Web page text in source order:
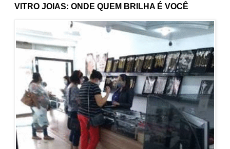
VITRO JOIAS: ONDE QUEM BRILHA É VOCÊ